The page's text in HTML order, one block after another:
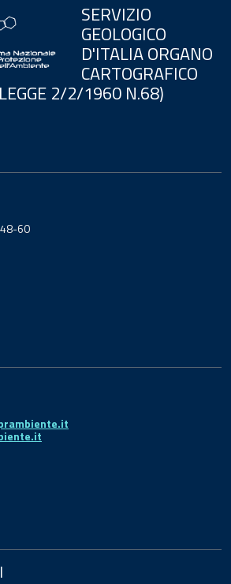
SERVIZIO
GEOLOGICO
D'ITALIA ORGANO
CARTOGRAFICO
2/2/1960 N.68)
60